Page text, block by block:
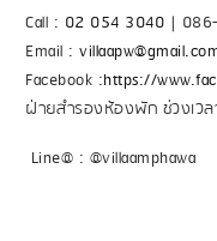
Call : 02 054 3040 |
Email :
Facebook :https://
ฝ่ายสำรองห้องพัก ช่วงเว
Line@ :